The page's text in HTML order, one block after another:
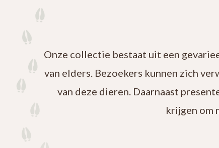
Onze collectie bestaat uit een
van elders. Bezoekers kunnen zich
van deze dieren. Daarnaast
krijgen om